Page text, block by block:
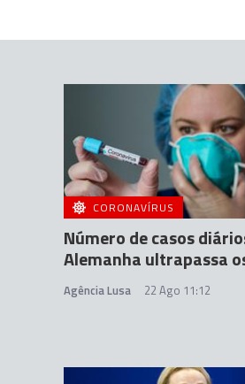
CORONAVÍRUS
Número de casos
Alemanha ultrapassa
Agência Lusa 22 Ago 11:12